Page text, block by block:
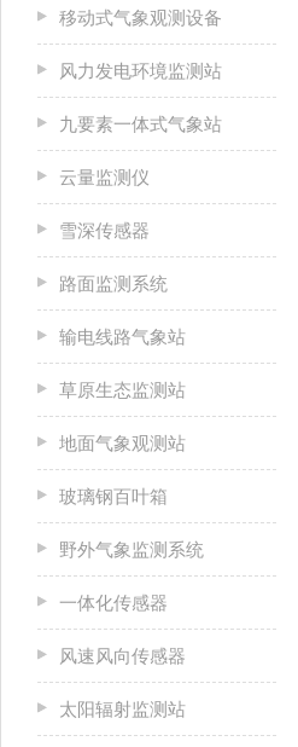
移动式气象观测设备
风力发电环境监测站
九要素一体式气象站
云量监测仪
雪深传感器
路面监测系统
输电线路气象站
草原生态监测站
地面气象观测站
玻璃钢百叶箱
野外气象监测系统
一体化传感器
风速风向传感器
太阳辐射监测站